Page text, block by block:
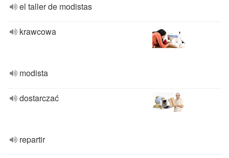
el taller de modistas
krawcowa
modista
dostarczać
repartir